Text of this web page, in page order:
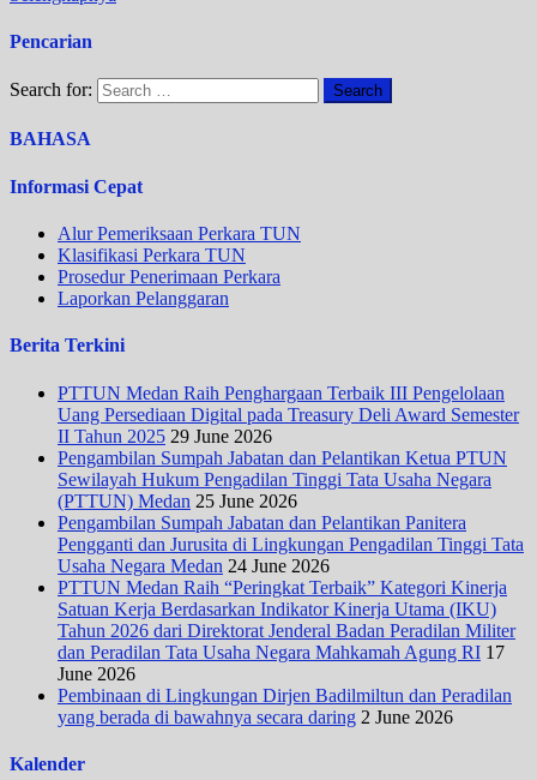
Pencarian
Search for:
BAHASA
Informasi Cepat
Alur Pemeriksaan Perkara TUN
Klasifikasi Perkara TUN
Prosedur Penerimaan Perkara
Laporkan Pelanggaran
Berita Terkini
PTTUN Medan Raih Penghargaan Terbaik III Pengelolaan
Uang Persediaan Digital pada Treasury Deli Award Semester
II Tahun 2025 29 June 2026
Pengambilan Sumpah Jabatan dan Pelantikan Ketua PTUN
Sewilayah Hukum Pengadilan Tinggi Tata Usaha Negara
(PTTUN) Medan 25 June 2026
Pengambilan Sumpah Jabatan dan Pelantikan Panitera
Pengganti dan Jurusita di Lingkungan Pengadilan Tinggi Tata
Usaha Negara Medan 24 June 2026
PTTUN Medan Raih “Peringkat Terbaik” Kategori Kinerja
Satuan Kerja Berdasarkan Indikator Kinerja Utama (IKU)
Tahun 2026 dari Direktorat Jenderal Badan Peradilan Militer
dan Peradilan Tata Usaha Negara Mahkamah Agung RI 17
June 2026
Pembinaan di Lingkungan Dirjen Badilmiltun dan Peradilan
yang berada di bawahnya secara daring 2 June 2026
Kalender